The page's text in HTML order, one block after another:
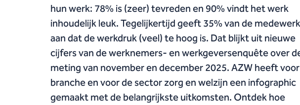
hun werk: 78% is (zeer) tevreden en 90% vindt het werk
inhoudelijk leuk. Tegelijkertijd geeft 35% van de
aan dat de werkdruk (veel) te hoog is. Dat blijkt uit nieuwe
cijfers van de werknemers- en werkgeversenquête over
meting van november en december 2025. AZW heeft
branche en voor de sector zorg en welzijn een infographic
gemaakt met de belangrijkste uitkomsten. Ontdek hoe